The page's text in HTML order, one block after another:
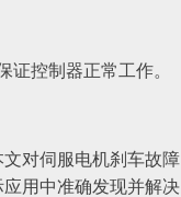
证控制器正常工作。
对伺服电机刹车故障
用中准确发现并解决